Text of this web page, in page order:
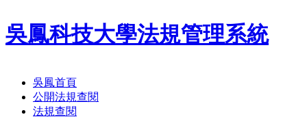
吳鳳科技大學法規管理系統
吳鳳首頁
公開法規查閱
法規查閱